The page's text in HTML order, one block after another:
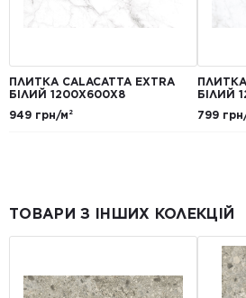
ПЛИТКА CALACATTA EXTRA
БІЛИЙ 1200Х600Х8
949 грн/м²
ПЛИТКА
БІЛИЙ
799
ТОВАРИ З ІНШИХ КОЛЕКЦІЙ